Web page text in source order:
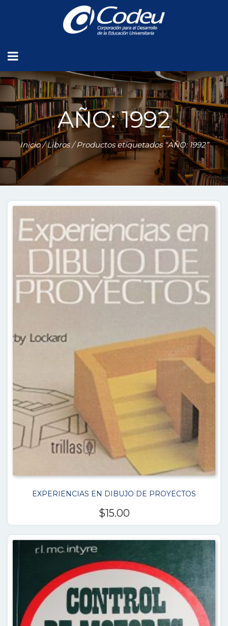
AÑO: 1992
Inicio/Libros/ Productos etiquetados “AÑO: 1992”
EXPERIENCIAS EN DIBUJO DE PROYECTOS
$15.00